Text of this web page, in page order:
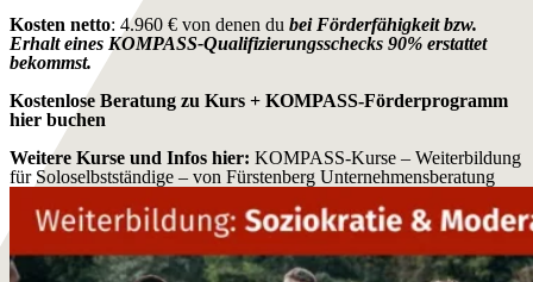
Kosten netto: 4.960 € von denen du bei Förderfähigkeit bzw.
Erhalt eines KOMPASS-Qualifizierungsschecks 90% erstattet
bekommst.
Kostenlose Beratung zu Kurs + KOMPASS-Förderprogramm
hier buchen
Weitere Kurse und Infos hier: KOMPASS-Kurse – Weiterbildung
für Soloselbstständige – von Fürstenberg Unternehmensberatung